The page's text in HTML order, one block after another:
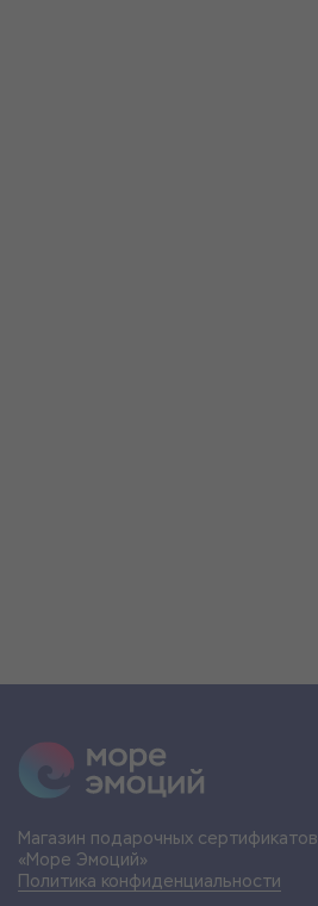
Магазин подарочных сертификатов
«Море Эмоций»
Политика конфиденциальности